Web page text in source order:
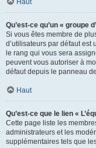
Haut
Qu’est-ce qu’un « groupe
Si vous êtes membre de
d’utilisateurs par défaut
le rang qui vous sera
peuvent vous autoriser à
défaut depuis le panneau
Haut
Qu’est-ce que le lien «
Cette page liste les
administrateurs et les
supplémentaires tels que